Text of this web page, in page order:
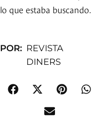
lo que estaba buscando.
POR: REVISTA
DINERS